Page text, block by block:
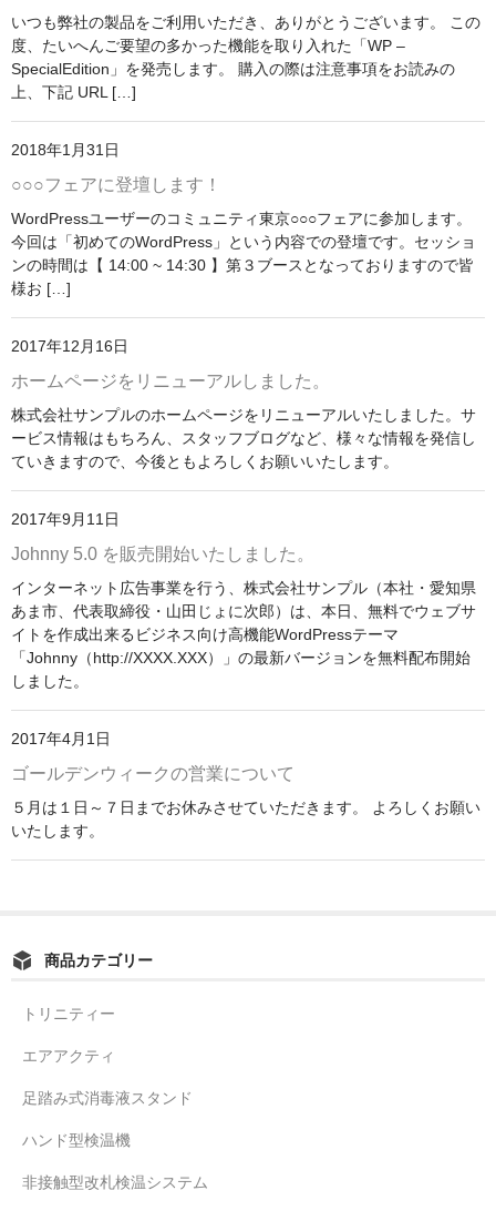
いつも弊社の製品をご利用いただき、ありがとうございます。 この
度、たいへんご要望の多かった機能を取り入れた「WP –
SpecialEdition」を発売します。 購入の際は注意事項をお読みの
上、下記 URL […]
2018年1月31日
○○○フェアに登壇します！
WordPressユーザーのコミュニティ東京○○○フェアに参加します。
今回は「初めてのWordPress」という内容での登壇です。セッショ
ンの時間は【 14:00 ~ 14:30 】第３ブースとなっておりますので皆
様お […]
2017年12月16日
ホームページをリニューアルしました。
株式会社サンプルのホームページをリニューアルいたしました。サ
ービス情報はもちろん、スタッフブログなど、様々な情報を発信し
ていきますので、今後ともよろしくお願いいたします。
2017年9月11日
Johnny 5.0 を販売開始いたしました。
インターネット広告事業を行う、株式会社サンプル（本社・愛知県
あま市、代表取締役・山田じょに次郎）は、本日、無料でウェブサ
イトを作成出来るビジネス向け高機能WordPressテーマ
「Johnny（http://XXXX.XXX）」の最新バージョンを無料配布開始
しました。
2017年4月1日
ゴールデンウィークの営業について
５月は１日～７日までお休みさせていただきます。 よろしくお願い
いたします。
商品カテゴリー
トリニティー
エアアクティ
足踏み式消毒液スタンド
ハンド型検温機
非接触型改札検温システム